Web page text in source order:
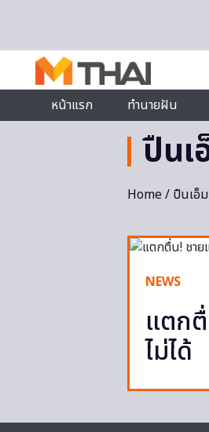
หน้าแรก
ทำนายฝัน
ปืนเ
Home/ ปืนเอ็
NEWS
แตก
ไม่ได้